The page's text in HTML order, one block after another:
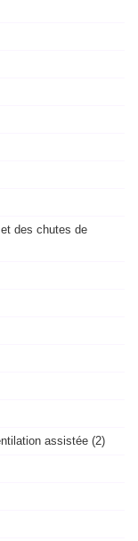
des chutes de
assistée (2)